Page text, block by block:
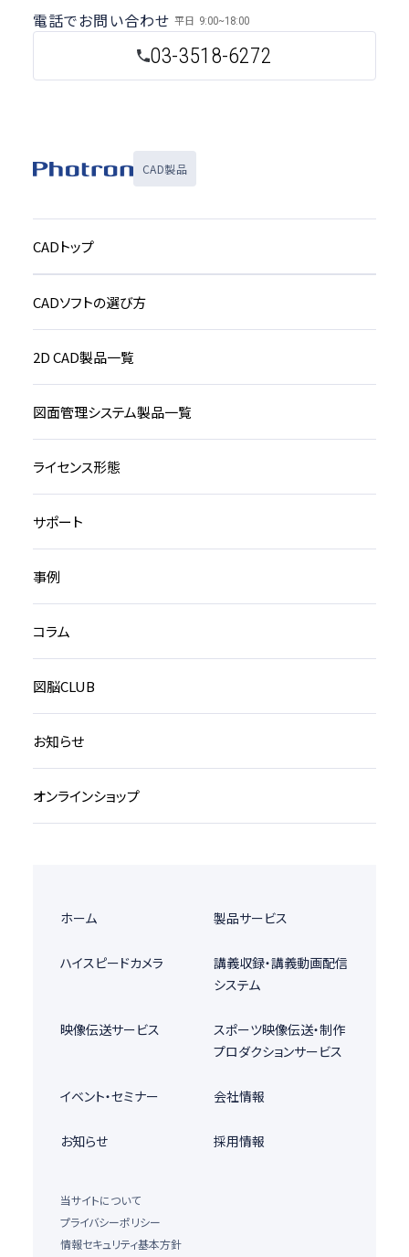
03-3518-6272
電話でお問い合わせ 平日 9:00~18:00
CAD製品
CADトップ
CADソフトの選び方
2D CAD製品一覧
図面管理システム製品一覧
ライセンス形態
サポート
事例
コラム
図脳CLUB
お知らせ
オンラインショップ
ホーム 製品サービス
ハイスピードカメラ
講義収録・講義動画配信
システム
映像伝送サービス
スポーツ映像伝送・制作
プロダクションサービス
イベント・セミナー 会社情報
お知らせ 採用情報
当サイトについて
プライバシーポリシー
情報セキュリティ基本方針